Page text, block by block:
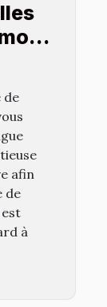
de
afin
de
à